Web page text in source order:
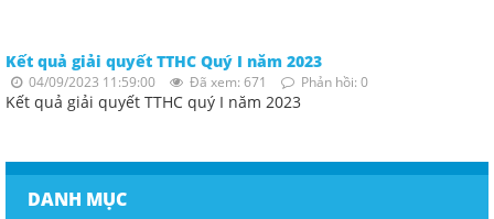
Kết quả giải quyết TTHC Quý I năm 2023
04/09/2023 11:59:00 Đã xem: 671 Phản hồi: 0
Kết quả giải quyết TTHC quý I năm 2023
DANH MỤC